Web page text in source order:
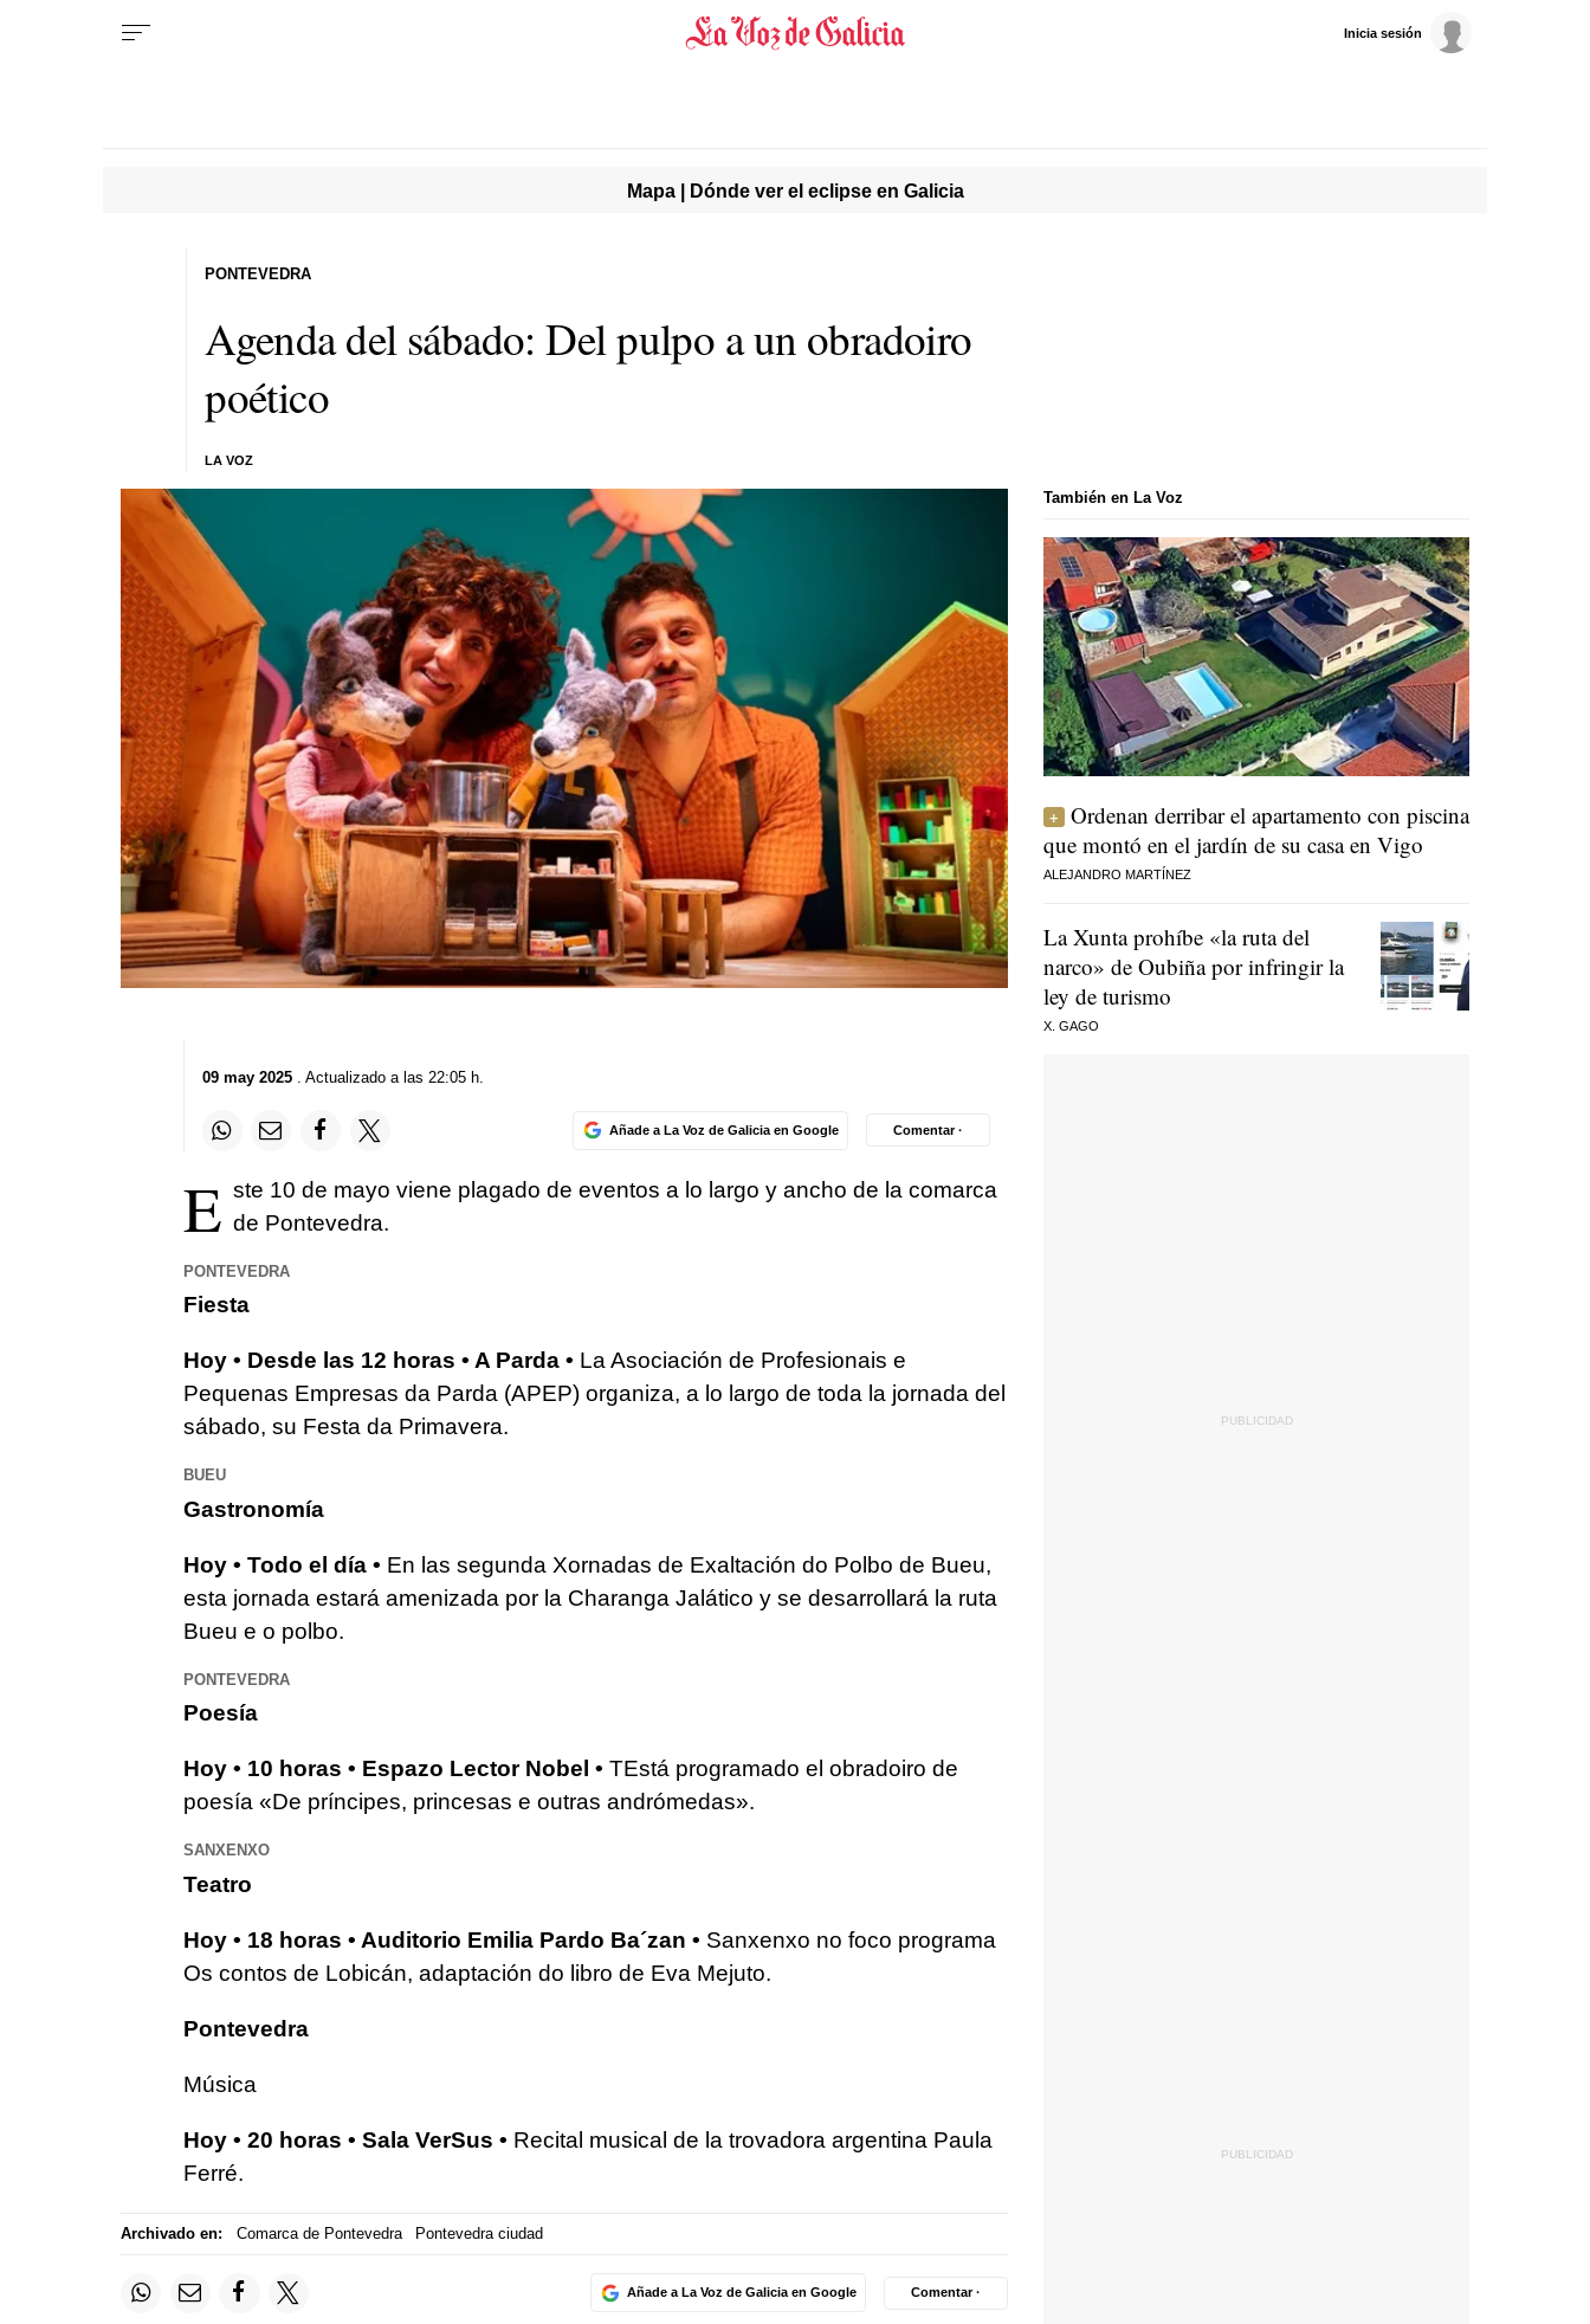
Inicia sesión
Mapa | Dónde ver el eclipse en Galicia
Agenda del sábado: Del pulpo a un obradoiro
poético
LA VOZ
PONTEVEDRA
09 may 2025. Actualizado a las 22:05 h.
Añade a La Voz de Galicia en Google Comentar ·
E ste 10 de mayo viene plagado de eventos a lo largo y ancho de la comarca
de Pontevedra.
PONTEVEDRA
Fiesta
Hoy • Desde las 12 horas • A Parda • La Asociación de Profesionais e
Pequenas Empresas da Parda (APEP) organiza, a lo largo de toda la jornada del
sábado, su Festa da Primavera.
BUEU
Gastronomía
Hoy • Todo el día • En las segunda Xornadas de Exaltación do Polbo de Bueu,
esta jornada estará amenizada por la Charanga Jalático y se desarrollará la ruta
Bueu e o polbo.
PONTEVEDRA
Poesía
Hoy • 10 horas • Espazo Lector Nobel • TEstá programado el obradoiro de
poesía «De príncipes, princesas e outras andrómedas».
SANXENXO
Teatro
Hoy • 18 horas • Auditorio Emilia Pardo Ba´zan • Sanxenxo no foco programa
Os contos de Lobicán, adaptación do libro de Eva Mejuto.
Pontevedra
Música
Hoy • 20 horas • Sala VerSus • Recital musical de la trovadora argentina Paula
Ferré.
Archivado en: Comarca de Pontevedra Pontevedra ciudad
Añade a La Voz de Galicia en Google Comentar ·
También en La Voz
Ordenan derribar el apartamento con piscina
que montó en el jardín de su casa en Vigo
ALEJANDRO MARTÍNEZ
La Xunta prohíbe «la ruta del
narco» de Oubiña por infringir la
ley de turismo
X. GAGO